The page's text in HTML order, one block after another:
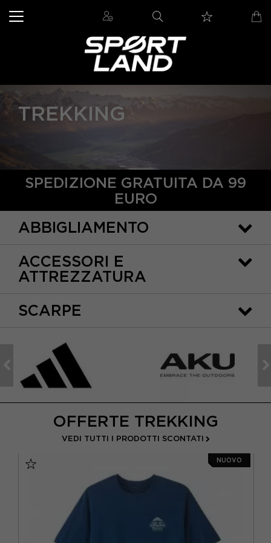
TREKKING
SPEDIZIONE GRATUITA DA 99
EURO
ABBIGLIAMENTO
ACCESSORI E
ATTREZZATURA
SCARPE
OFFERTE TREKKING
VEDI TUTTI I PRODOTTI SCONTATI
NUOVO